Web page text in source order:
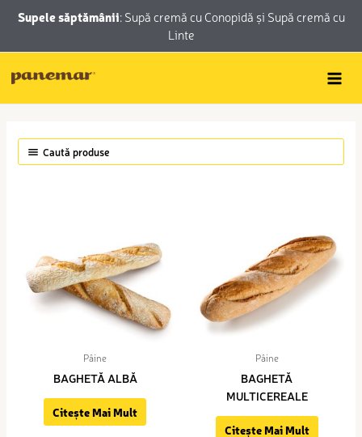
Supele săptămânii:Supă cremă cu Conopidă și Supă cremă cu
Linte
Caută produse
Pâine
BAGHETĂ ALBĂ
Citește Mai Mult
Pâine
BAGHETĂ
MULTICEREALE
Citește Mai Mult